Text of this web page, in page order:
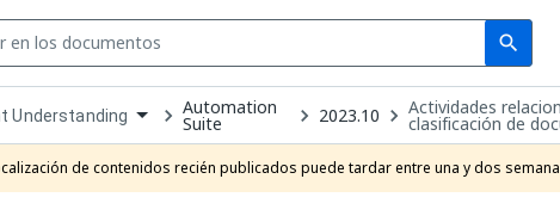
search
Search
Understanding Automation
Suite 2023.10 Actividades
clasificación de
de contenidos recién publicados puede tardar entre una y dos